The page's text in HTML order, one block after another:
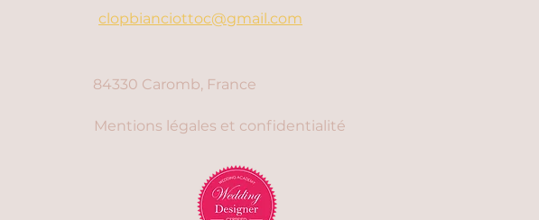
clopbianciottoc@gmail.com
84330 Caromb, France
Mentions légales et confidentialité